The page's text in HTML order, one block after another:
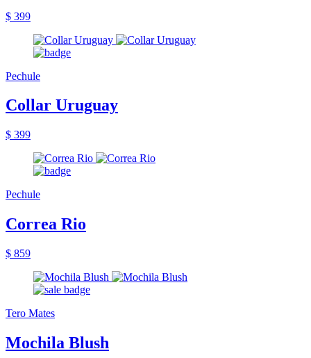
$ 399
Pechule
Collar Uruguay
$ 399
Pechule
Correa Rio
$ 859
Tero Mates
Mochila Blush